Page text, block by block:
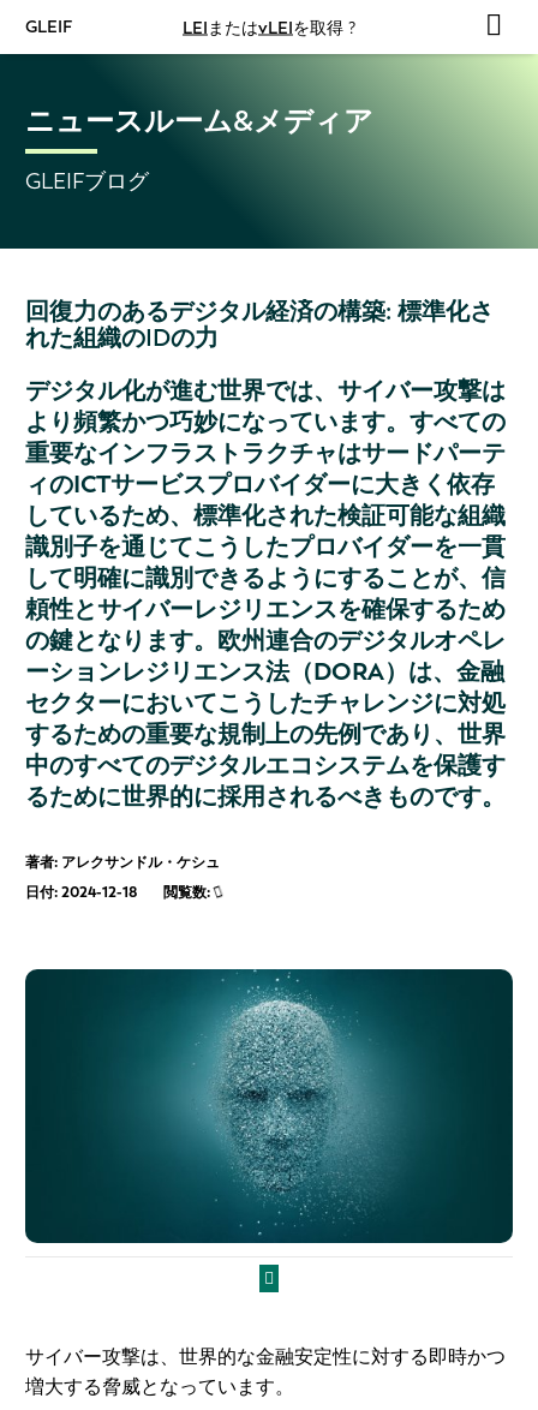
GLEIF LEIまたはvLEIを取得 ?
ニュースルーム&メディア
GLEIFブログ
回復力のあるデジタル経済の構築: 標準化さ
れた組織のIDの力
デジタル化が進む世界では、サイバー攻撃は
より頻繁かつ巧妙になっています。すべての
重要なインフラストラクチャはサードパーテ
ィのICTサービスプロバイダーに大きく依存
しているため、標準化された検証可能な組織
識別子を通じてこうしたプロバイダーを一貫
して明確に識別できるようにすることが、信
頼性とサイバーレジリエンスを確保するため
の鍵となります。欧州連合のデジタルオペレ
ーションレジリエンス法（DORA）は、金融
セクターにおいてこうしたチャレンジに対処
するための重要な規制上の先例であり、世界
中のすべてのデジタルエコシステムを保護す
るために世界的に採用されるべきものです。
著者: アレクサンドル・ケシュ
日付: 2024-12-18
閲覧数:
サイバー攻撃は、世界的な金融安定性に対する即時かつ
増大する脅威となっています。